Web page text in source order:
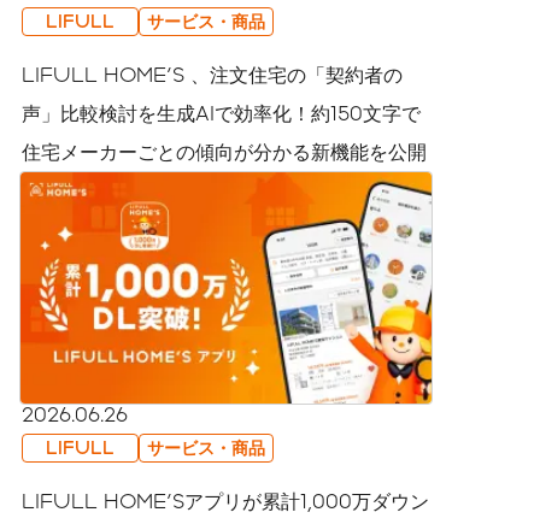
LIFULL サービス・商品
LIFULL HOME'S 、注文住宅の「契約者の
声」比較検討を生成AIで効率化！約150文字で
住宅メーカーごとの傾向が分かる新機能を公開
2026.06.26
LIFULL サービス・商品
LIFULL HOME'Sアプリが累計1,000万ダウン